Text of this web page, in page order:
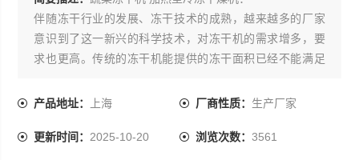
伴随冻干行业的发展、冻干技术的成熟，越来越多的厂家
意识到了这一新兴的科学技术，对冻干机的需求增多，要
求也更高。传统的冻干机能提供的冻干面积已经不能满足
机。
冻干介质采用硅油制冷，保证了温度的要求、温度的稳
产品地址： 上海 厂商性质： 生产厂家
更新时间： 2025-10-20 浏览次数： 3561